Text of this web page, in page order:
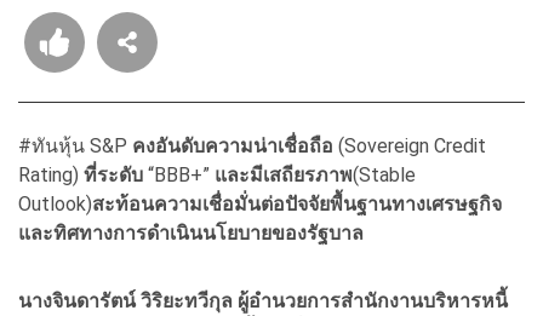
#ทันหุ้น S&P คงอันดับความน่าเชื่อถือ (Sovereign Credit
Rating) ที่ระดับ “BBB+” และมีเสถียรภาพ(Stable
Outlook)สะท้อนความเชื่อมั่นต่อปัจจัยพื้นฐานทางเศรษฐกิจ
และทิศทางการดำเนินนโยบายของรัฐบาล
นางจินดารัตน์ วิริยะทวีกุล ผู้อำนวยการสำนักงานบริหารหนี้